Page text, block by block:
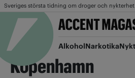
Sveriges största tidning om droger och nykterhet
AlkoholNarkotika
Köpenhamn